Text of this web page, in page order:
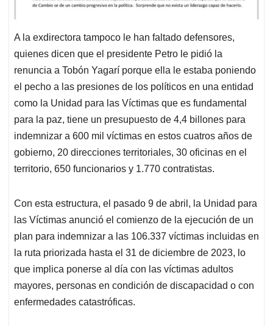
A la exdirectora tampoco le han faltado defensores,
quienes dicen que el presidente Petro le pidió la
renuncia a Tobón Yagarí porque ella le estaba poniendo
el pecho a las presiones de los políticos en una entidad
como la Unidad para las Víctimas que es fundamental
para la paz, tiene un presupuesto de 4,4 billones para
indemnizar a 600 mil víctimas en estos cuatros años de
gobierno, 20 direcciones territoriales, 30 oficinas en el
territorio, 650 funcionarios y 1.770 contratistas.
Con esta estructura, el pasado 9 de abril, la Unidad para
las Víctimas anunció el comienzo de la ejecución de un
plan para indemnizar a las 106.337 víctimas incluidas en
la ruta priorizada hasta el 31 de diciembre de 2023, lo
que implica ponerse al día con las víctimas adultos
mayores, personas en condición de discapacidad o con
enfermedades catastróficas.